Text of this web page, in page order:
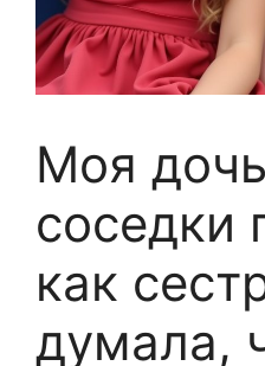
Моя
соседки
как
думала,